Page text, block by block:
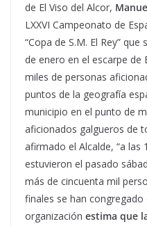
de El Viso del Alcor,
LXXVI Campeonato de
“Copa de S.M. El Rey”
de enero en el escarpe de
miles de personas
puntos de la geografía
municipio en el punto de
aficionados galgueros de
afirmado el Alcalde, “a las
estuvieron el pasado
más de cincuenta mil
finales se han
organización estima que